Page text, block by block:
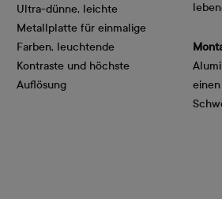
Ultra-dünne, leichte
Metallplatte für einmalige
Farben, leuchtende
Kontraste und höchste
Auflösung